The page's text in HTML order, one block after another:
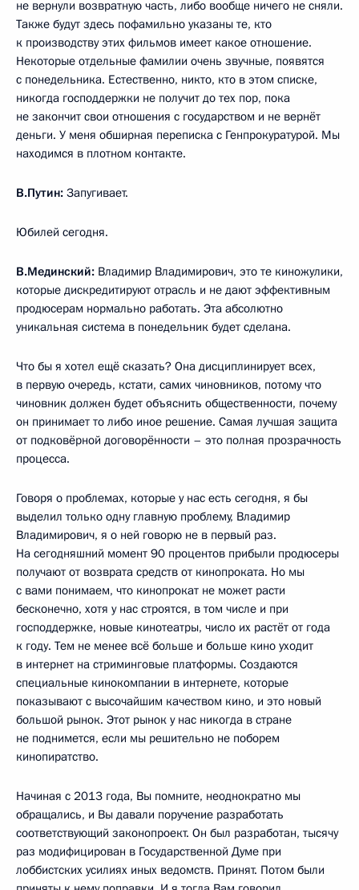
не вернули возвратную часть, либо вообще ничего не сняли.
Также будут здесь пофамильно указаны те, кто
к производству этих фильмов имеет какое отношение.
Некоторые отдельные фамилии очень звучные, появятся
с понедельника. Естественно, никто, кто в этом списке,
никогда господдержки не получит до тех пор, пока
не закончит свои отношения с государством и не вернёт
деньги. У меня обширная переписка с Генпрокуратурой. Мы
находимся в плотном контакте.
В.Путин: Запугивает.
Юбилей сегодня.
В.Мединский: Владимир Владимирович, это те киножулики,
которые дискредитируют отрасль и не дают эффективным
продюсерам нормально работать. Эта абсолютно
уникальная система в понедельник будет сделана.
Что бы я хотел ещё сказать? Она дисциплинирует всех,
в первую очередь, кстати, самих чиновников, потому что
чиновник должен будет объяснить общественности, почему
он принимает то либо иное решение. Самая лучшая защита
от подковёрной договорённости – это полная прозрачность
процесса.
Говоря о проблемах, которые у нас есть сегодня, я бы
выделил только одну главную проблему, Владимир
Владимирович, я о ней говорю не в первый раз.
На сегодняшний момент 90 процентов прибыли продюсеры
получают от возврата средств от кинопроката. Но мы
с вами понимаем, что кинопрокат не может расти
бесконечно, хотя у нас строятся, в том числе и при
господдержке, новые кинотеатры, число их растёт от года
к году. Тем не менее всё больше и больше кино уходит
в интернет на стриминговые платформы. Создаются
специальные кинокомпании в интернете, которые
показывают с высочайшим качеством кино, и это новый
большой рынок. Этот рынок у нас никогда в стране
не поднимется, если мы решительно не поборем
кинопиратство.
Начиная с 2013 года, Вы помните, неоднократно мы
обращались, и Вы давали поручение разработать
соответствующий законопроект. Он был разработан, тысячу
раз модифицирован в Государственной Думе при
лоббистских усилиях иных ведомств. Принят. Потом были